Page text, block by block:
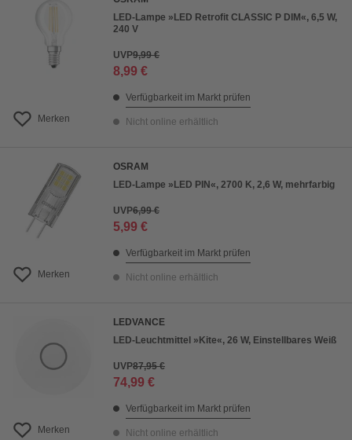
Merken
LED-Lampe »LED Retrofit CLASSIC P DIM«, 6,5 W,
240 V
UVP9,99 €
8,99 €
Verfügbarkeit im Markt prüfen
Nicht online erhältlich
Merken
OSRAM
LED-Lampe »LED PIN«, 2700 K, 2,6 W, mehrfarbig
UVP6,99 €
5,99 €
Verfügbarkeit im Markt prüfen
Nicht online erhältlich
Merken
LEDVANCE
LED-Leuchtmittel »Kite«, 26 W, Einstellbares Weiß
UVP87,95 €
74,99 €
Verfügbarkeit im Markt prüfen
Nicht online erhältlich